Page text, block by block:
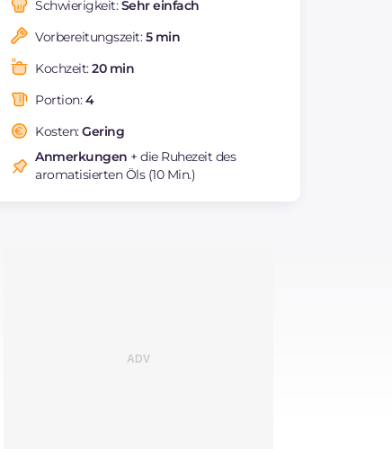
Schwierigkeit:Sehr einfach
Vorbereitungszeit:5 min
Kochzeit:20 min
Portion:4
Kosten:Gering
Anmerkungen + die Ruhezeit des
aromatisierten Öls (10 Min.)